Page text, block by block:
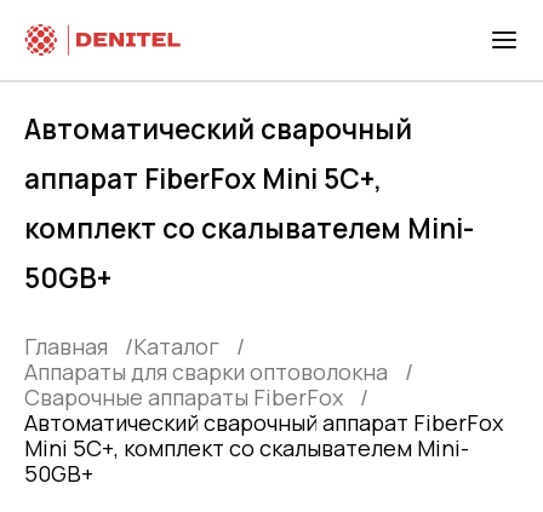
Автоматический сварочный
аппарат FiberFox Mini 5C+,
комплект со скалывателем Mini-
50GB+
Главная
Каталог
Аппараты для сварки оптоволокна
Сварочные аппараты FiberFox
Автоматический сварочный аппарат FiberFox
Mini 5C+, комплект со скалывателем Mini-
50GB+